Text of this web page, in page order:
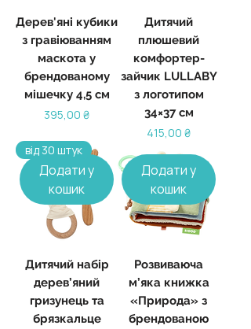
Дерев'яні кубики
з гравіюванням
маскота у
брендованому
мішечку 4,5 см
Ціна
395,00 ₴
Дитячий
плюшевий
комфортер-
зайчик LULLABY
з логотипом
34×37 см
Ціна
415,00 ₴
Додати у
кошик
від 30 штук
Дитячий набір
дерев’яний
гризунець та
брязкальце
Додати у
кошик
Розвиваюча
м’яка книжка
«Природа» з
брендованою